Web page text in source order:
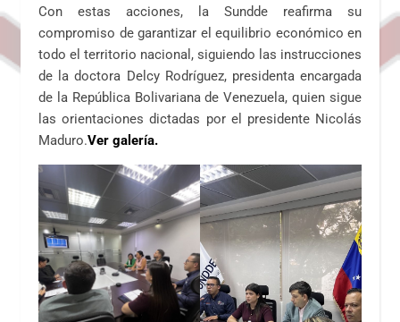
Con estas acciones, la Sundde reafirma su
compromiso de garantizar el equilibrio económico en
todo el territorio nacional, siguiendo las instrucciones
de la doctora Delcy Rodríguez, presidenta encargada
de la República Bolivariana de Venezuela, quien sigue
las orientaciones dictadas por el presidente Nicolás
Maduro.Ver galería.